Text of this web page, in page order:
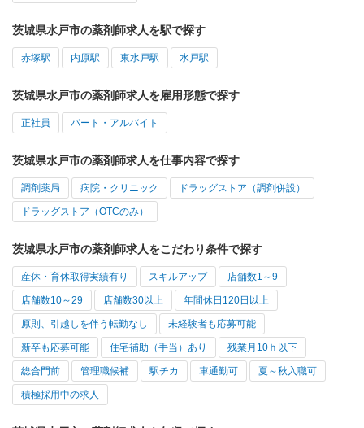
茨城県水戸市の薬剤師求人を駅で探す
赤塚駅 内原駅 東水戸駅 水戸駅
茨城県水戸市の薬剤師求人を雇用形態で探す
正社員 パート・アルバイト
茨城県水戸市の薬剤師求人を仕事内容で探す
調剤薬局 病院・クリニック ドラッグストア（調剤併設）
ドラッグストア（OTCのみ）
茨城県水戸市の薬剤師求人をこだわり条件で探す
産休・育休取得実績有り スキルアップ 店舗数1～9
店舗数10～29 店舗数30以上 年間休日120日以上
原則、引越しを伴う転勤なし 未経験者も応募可能
新卒も応募可能 住宅補助（手当）あり 残業月10ｈ以下
総合門前 管理職候補 駅チカ 車通勤可 夏～秋入職可
積極採用中の求人